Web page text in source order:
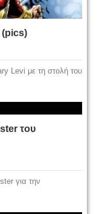
(pics)
Levi με τη στολή του
του
για την